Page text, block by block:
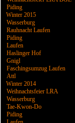
Piding
Winter 2015
Wasserburg
Rauhnacht Laufen
Piding
Laufen
Haslinger Hof
Gnigl
Faschingsumzug Laufen
Attl
Winter 2014
Weihnachtsfeier LRA
Wasserburg
Tae-Kwon-Do
Piding